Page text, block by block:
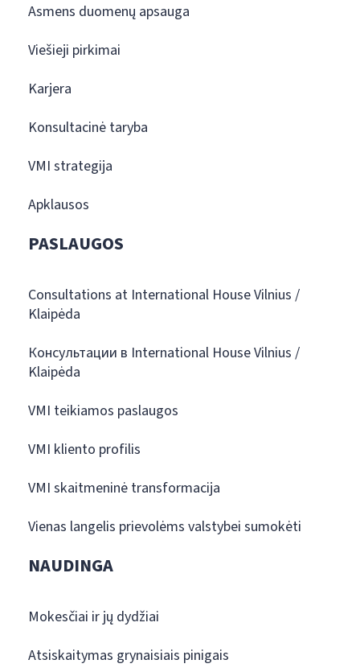
Asmens duomenų apsauga
Viešieji pirkimai
Karjera
Konsultacinė taryba
VMI strategija
Apklausos
PASLAUGOS
Consultations at International House Vilnius /
Klaipėda
Консультации в International House Vilnius /
Klaipėda
VMI teikiamos paslaugos
VMI kliento profilis
VMI skaitmeninė transformacija
Vienas langelis prievolėms valstybei sumokėti
NAUDINGA
Mokesčiai ir jų dydžiai
Atsiskaitymas grynaisiais pinigais